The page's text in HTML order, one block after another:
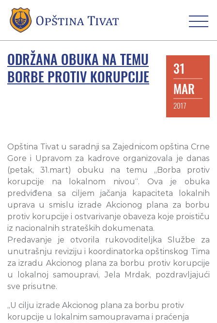
ODRŽANA OBUKA NA TEMU
BORBE PROTIV KORUPCIJE
31
MAR
2017
Opština Tivat u saradnji sa Zajednicom opština Crne
Gore i Upravom za kadrove organizovala je danas
(petak, 31.mart) obuku na temu „Borba protiv
korupcije na lokalnom nivou“. Ova je obuka
predviđena sa ciljem jačanja kapaciteta lokalnih
uprava u smislu izrade Akcionog plana za borbu
protiv korupcije i ostvarivanje obaveza koje proističu
iz nacionalnih strateških dokumenata.
Predavanje je otvorila rukovoditeljka Službe za
unutrašnju reviziju i koordinatorka opštinskog Tima
za izradu Akcionog plana za borbu protiv korupcije
u lokalnoj samoupravi, Jela Mrdak, pozdravljajući
sve prisutne.
„U cilju izrade Akcionog plana za borbu protiv
korupcije u lokalnim samoupravama i praćenja